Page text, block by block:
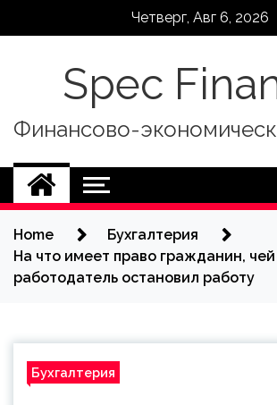
Четверг, Авг 6, 2026
Spec
Финансово-
Home
Бухгалтерия
На что имеет право гражданин, чей
работодатель остановил работу
Бухгалтерия